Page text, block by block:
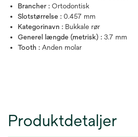
Brancher : Ortodontisk
Slotstørrelse : 0.457 mm
Kategorinavn : Bukkale rør
Generel længde (metrisk) : 3.7 mm
Tooth : Anden molar
Produktdetaljer